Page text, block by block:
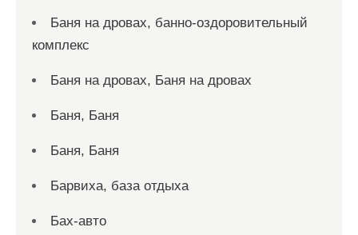
Баня на дровах, банно-оздоровительный
комплекс
Баня на дровах, Баня на дровах
Баня, Баня
Баня, Баня
Барвиха, база отдыха
Бах-авто